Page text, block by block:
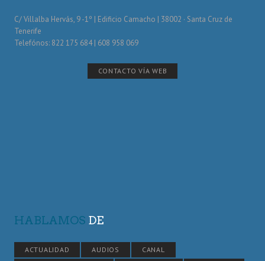
C/ Villalba Hervás, 9 -1º | Edificio Camacho | 38002 · Santa Cruz de
Tenerife
Telefónos: 822 175 684 | 608 958 069
CONTACTO VÍA WEB
HABLAMOS DE
ACTUALIDAD AUDIOS
CANAL